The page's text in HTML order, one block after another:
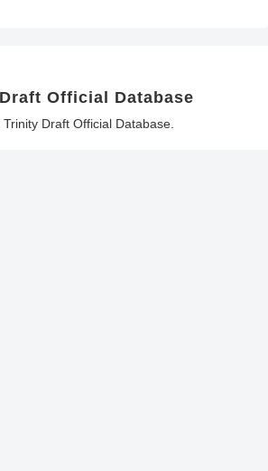
Official Database
Draft Official Database.